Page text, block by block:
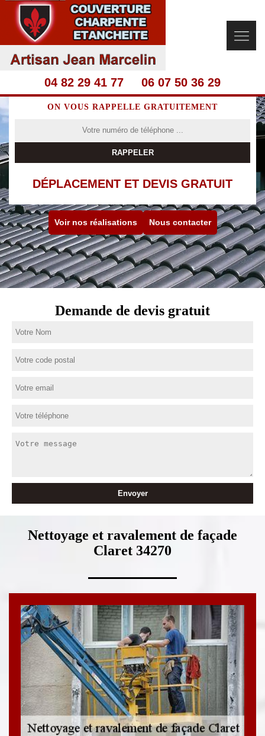
04 82 29 41 77 06 07 50 36 29
ON VOUS RAPPELLE GRATUITEMENT
DÉPLACEMENT ET DEVIS GRATUIT
Voir nos réalisations Nous contacter
Demande de devis gratuit
Nettoyage et ravalement de façade
Claret 34270